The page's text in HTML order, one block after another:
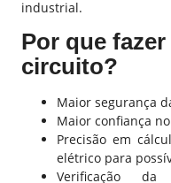
industrial.
Por que
circuito?
Maior segurança
Maior confiança
Precisão em
elétrico para
Verificação da